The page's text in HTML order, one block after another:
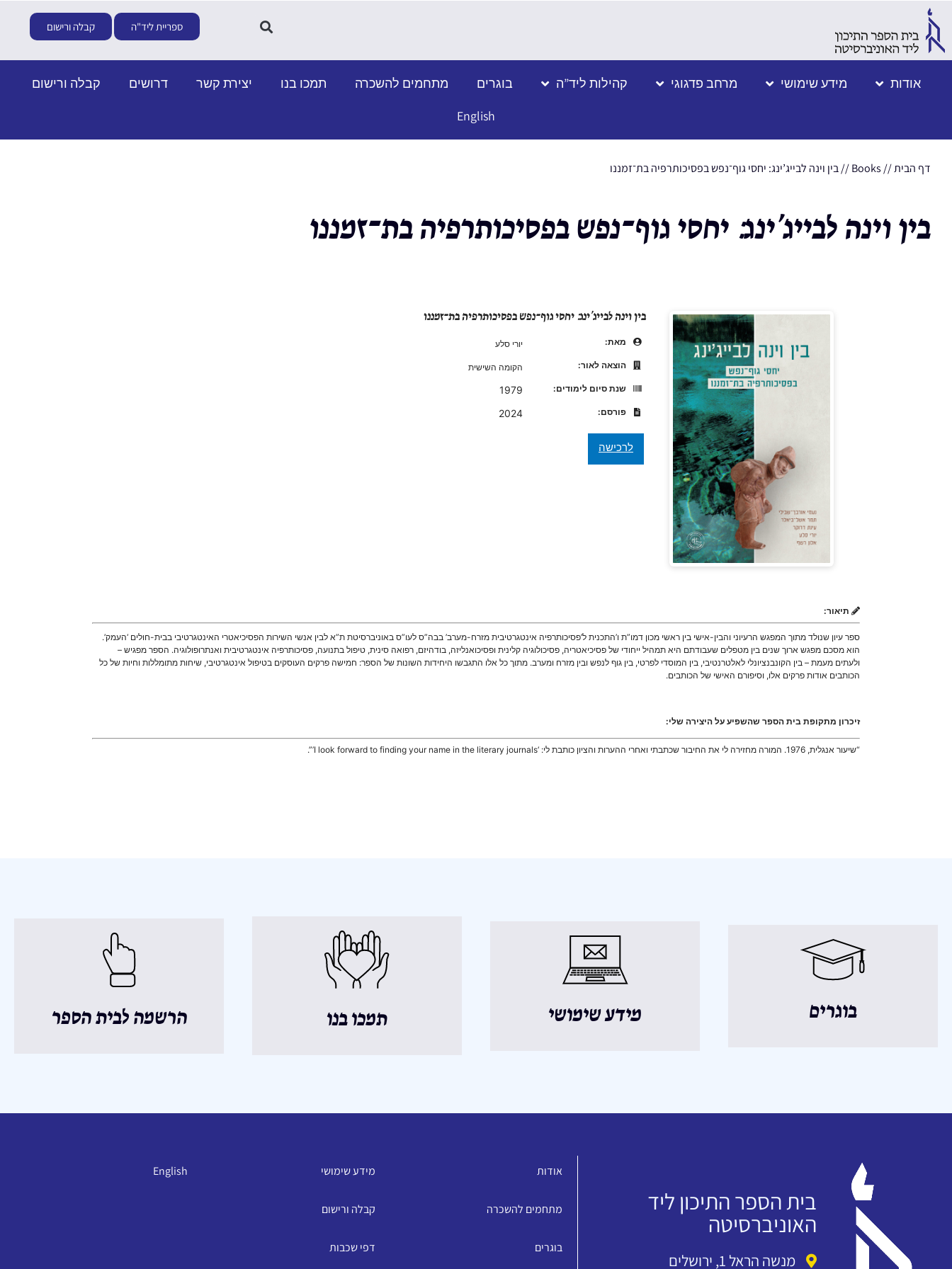
ספריית ליד"ה קבלה ורישום
אודות מידע שימושי מרחב פדגוגי קהילות ליד”ה בוגרים מתחמים להשכרה תמכו בנו יצירת קשר דרושים
קבלה ורישום
English
דף הבית//
Books
//בין וינה לבייג’ינג: יחסי גוף־נפש בפסיכותרפיה בת־זמננו
בין וינה לבייג’ינג: יחסי גוף־נפש בפסיכותרפיה בת־זמננו
בין וינה לבייג’ינג: יחסי גוף־נפש בפסיכותרפיה בת־זמננו
מאת:
יורי סלע
הוצאה לאור:
הקומה השישית
שנת סיום לימודים:
1979
פורסם: 2024
תיאור:
ספר עיון שנולד מתוך המפגש הרעיוני והבין-אישי בין ראשי מכון דמו”ת ו’התכנית ל’פסיכותרפיה אינטגרטיבית מזרח-מערב’ בבה”ס לעו”ס באוניברסיטת ת”א לבין אנשי השירות הפסיכיאטרי האינטגרטיבי בבית-חולים ‘העמק’.
הוא מסכם מפגש ארוך שנים בין מטפלים שעבודתם היא תמהיל ייחודי של פסיכיאטריה, פסיכולוגיה קלינית ופסיכואנליזה, בודהיזם, רפואה סינית, טיפול בתנועה, פסיכותרפיה אינטגרטיבית ואנתרופולוגיה. הספר מפגיש –
ולעתים מעמת – בין הקונבנציונלי לאלטרנטיבי, בין המוסדי לפרטי, בין גוף לנפש ובין מזרח ומערב. מתוך כל אלו התגבשו היחידות השונות של הספר: חמישה פרקים העוסקים בטיפול אינטגרטיבי, שיחות מתומללות וחיות של כל
הכותבים אודות פרקים אלו, וסיפורם האישי של הכותבים.
זיכרון מתקופת בית הספר שהשפיע על היצירה שלי:
“שיעור אנגלית, 1976. המורה מחזירה לי את החיבור שכתבתי ואחרי ההערות והציון כותבת לי: ‘I look forward to finding your name in the literary journals’”.
בוגרים מידע שימושי תמכו בנו הרשמה לבית הספר
בית הספר התיכון ליד
האוניברסיטה
מנשה הראל 1, ירושלים
אודות
מתחמים להשכרה
בוגרים
מידע שימושי
קבלה ורישום
דפי שכבות
English